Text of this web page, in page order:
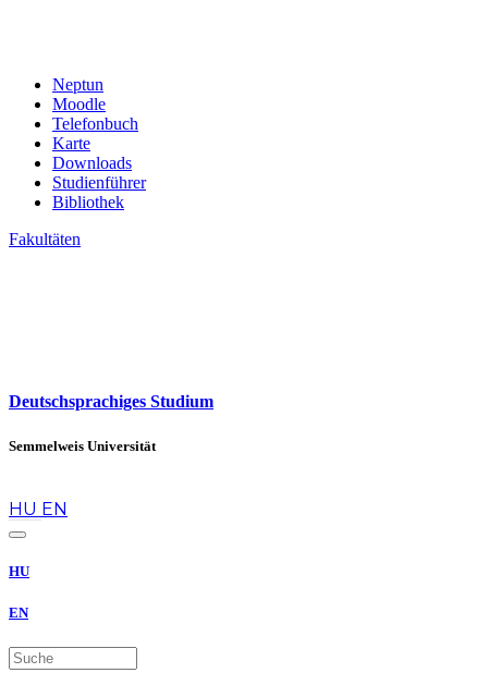
Neptun
Moodle
Telefonbuch
Karte
Downloads
Studienführer
Bibliothek
Fakultäten
Deutschsprachiges Studium
Semmelweis Universität
HU EN
HU
EN